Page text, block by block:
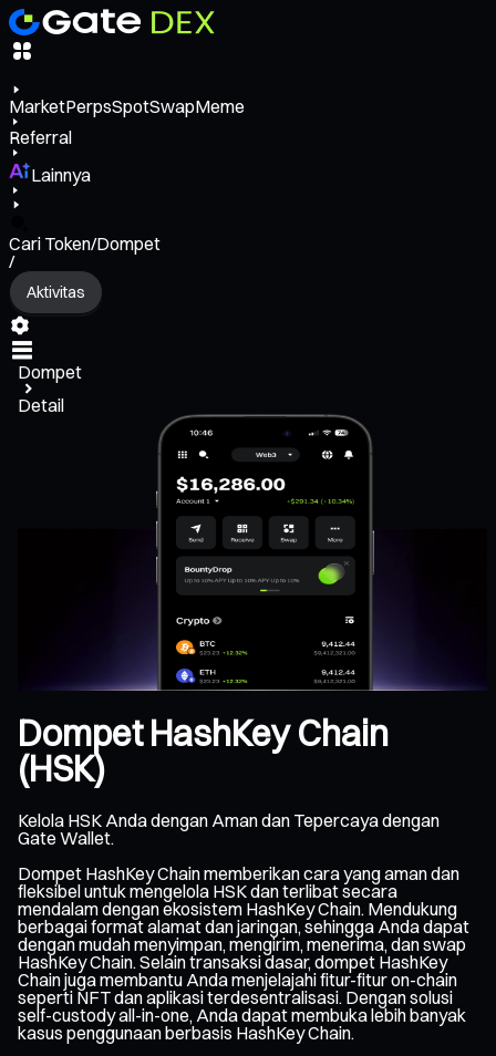
MarketPerpsSpotSwapMeme
Referral
Lainnya
Cari Token/Dompet
/
Aktivitas
Dompet
Detail
Dompet HashKey Chain
(HSK)
Kelola HSK Anda dengan Aman dan Tepercaya dengan
Gate Wallet.
Dompet HashKey Chain memberikan cara yang aman dan
fleksibel untuk mengelola HSK dan terlibat secara
mendalam dengan ekosistem HashKey Chain. Mendukung
berbagai format alamat dan jaringan, sehingga Anda dapat
dengan mudah menyimpan, mengirim, menerima, dan swap
HashKey Chain. Selain transaksi dasar, dompet HashKey
Chain juga membantu Anda menjelajahi fitur-fitur on-chain
seperti NFT dan aplikasi terdesentralisasi. Dengan solusi
self-custody all-in-one, Anda dapat membuka lebih banyak
kasus penggunaan berbasis HashKey Chain.